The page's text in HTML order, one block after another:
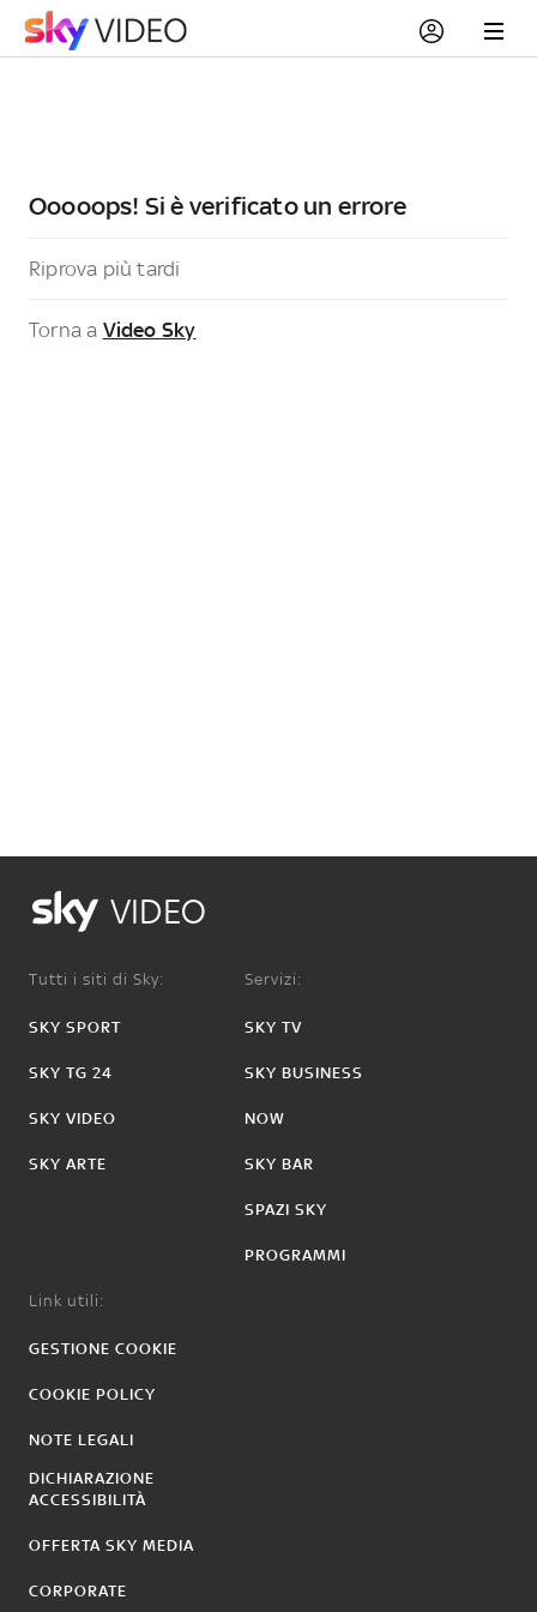
Ooooops! Si è verificato un errore
Riprova più tardi
Torna a Video Sky
VIDEO
Tutti i siti di Sky:
SKY SPORT
SKY TG 24
SKY VIDEO
SKY ARTE
Servizi:
SKY TV
SKY BUSINESS
NOW
SKY BAR
SPAZI SKY
PROGRAMMI
Link utili:
GESTIONE COOKIE
COOKIE POLICY
NOTE LEGALI
DICHIARAZIONE
ACCESSIBILITÀ
OFFERTA SKY MEDIA
CORPORATE